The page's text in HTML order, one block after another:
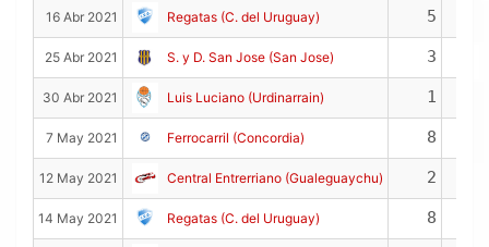
16 Abr 2021 Regatas (C. del Uruguay) 5
25 Abr 2021 S. y D. San Jose (San Jose) 3
30 Abr 2021 Luis Luciano (Urdinarrain) 1
7 May 2021 Ferrocarril (Concordia) 8
12 May 2021 Central Entrerriano (Gualeguaychu) 2
14 May 2021 Regatas (C. del Uruguay) 8